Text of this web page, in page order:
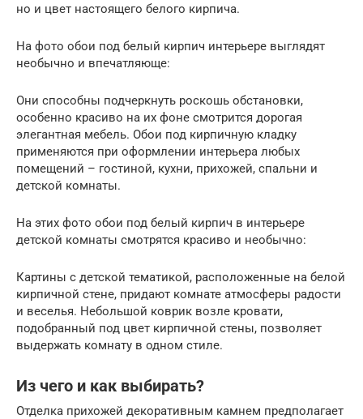
но и цвет настоящего белого кирпича.
На фото обои под белый кирпич интерьере выглядят
необычно и впечатляюще:
Они способны подчеркнуть роскошь обстановки,
особенно красиво на их фоне смотрится дорогая
элегантная мебель. Обои под кирпичную кладку
применяются при оформлении интерьера любых
помещений – гостиной, кухни, прихожей, спальни и
детской комнаты.
На этих фото обои под белый кирпич в интерьере
детской комнаты смотрятся красиво и необычно:
Картины с детской тематикой, расположенные на белой
кирпичной стене, придают комнате атмосферы радости
и веселья. Небольшой коврик возле кровати,
подобранный под цвет кирпичной стены, позволяет
выдержать комнату в одном стиле.
Из чего и как выбирать?
Отделка прихожей декоративным камнем предполагает